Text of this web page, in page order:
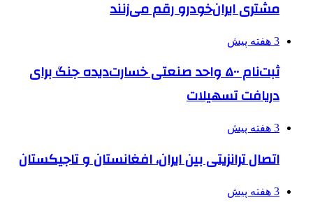
مشتری ایران‌خودرو رقم می‌زنند
3 هفته پیش
ثبت‌نام ۵۰۰ واحد صنعتی خسارت‌دیده جنگ برای
دریافت تسهیلات
3 هفته پیش
اتصال ترانزیتی بین ایران، افغانستان و تاجیکستان
3 هفته پیش